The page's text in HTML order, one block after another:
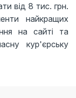
від 8 тис. грн.
найкращих
на сайті та
кур'єрську